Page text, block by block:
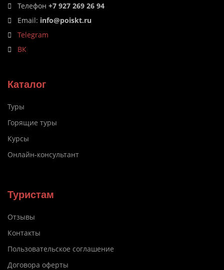
Телефон +7 927 269 26 94
Email: info@poiskt.ru
Telegram
ВК
Каталог
Туры
Горящие туры
Курсы
Онлайн-консультант
Туристам
Отзывы
Контакты
Пользовательское соглашение
Договора оферты